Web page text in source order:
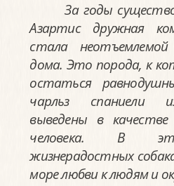
За годы
Азартис дружная
стала
дома. Это порода, к
остаться
чарльз спаниели
выведены в
человека. В
жизнерадостных
море любви к людям и